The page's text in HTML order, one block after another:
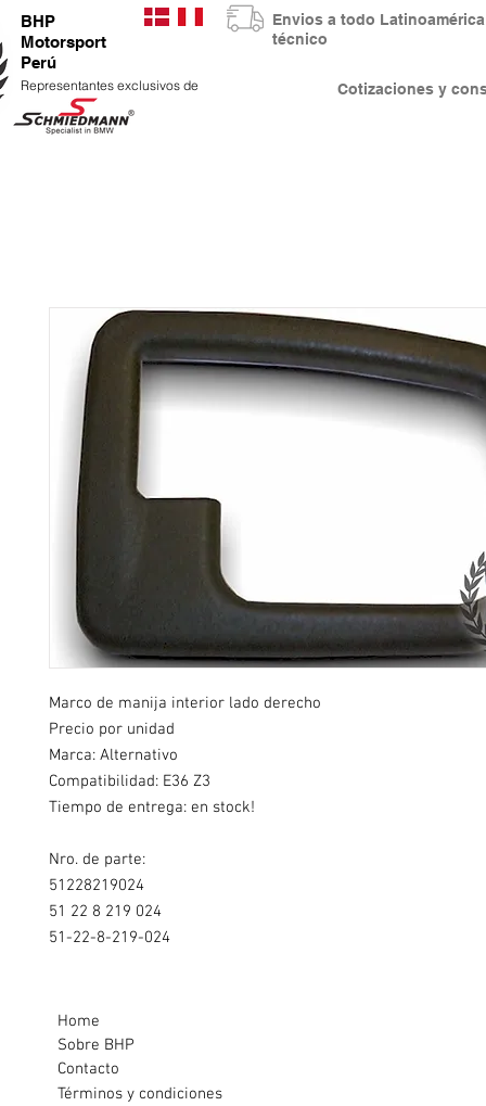
BHP
Motorsport
Perú
Representantes exclusivos de Cotizaciones y
Envios a todo
técnico
Marco de manija interior lado derecho
Precio por unidad
Marca: Alternativo
Compatibilidad: E36 Z3
Tiempo de entrega: en stock!
Nro. de parte:
51228219024
51 22 8 219 024
51-22-8-219-024
Home
Sobre BHP
Contacto
Términos y condiciones